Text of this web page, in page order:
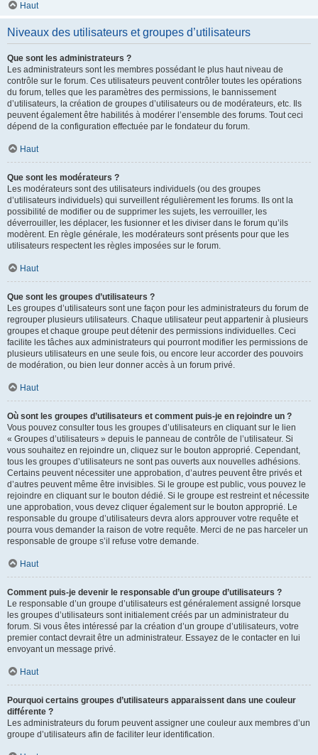
Haut
Niveaux des utilisateurs et groupes d’utilisateurs
Que sont les administrateurs ?
Les administrateurs sont les membres possédant le plus haut niveau de
contrôle sur le forum. Ces utilisateurs peuvent contrôler toutes les opérations
du forum, telles que les paramètres des permissions, le bannissement
d’utilisateurs, la création de groupes d’utilisateurs ou de modérateurs, etc. Ils
peuvent également être habilités à modérer l’ensemble des forums. Tout ceci
dépend de la configuration effectuée par le fondateur du forum.
Haut
Que sont les modérateurs ?
Les modérateurs sont des utilisateurs individuels (ou des groupes
d’utilisateurs individuels) qui surveillent régulièrement les forums. Ils ont la
possibilité de modifier ou de supprimer les sujets, les verrouiller, les
déverrouiller, les déplacer, les fusionner et les diviser dans le forum qu’ils
modèrent. En règle générale, les modérateurs sont présents pour que les
utilisateurs respectent les règles imposées sur le forum.
Haut
Que sont les groupes d’utilisateurs ?
Les groupes d’utilisateurs sont une façon pour les administrateurs du forum de
regrouper plusieurs utilisateurs. Chaque utilisateur peut appartenir à plusieurs
groupes et chaque groupe peut détenir des permissions individuelles. Ceci
facilite les tâches aux administrateurs qui pourront modifier les permissions de
plusieurs utilisateurs en une seule fois, ou encore leur accorder des pouvoirs
de modération, ou bien leur donner accès à un forum privé.
Haut
Où sont les groupes d’utilisateurs et comment puis-je en rejoindre un ?
Vous pouvez consulter tous les groupes d’utilisateurs en cliquant sur le lien
« Groupes d’utilisateurs » depuis le panneau de contrôle de l’utilisateur. Si
vous souhaitez en rejoindre un, cliquez sur le bouton approprié. Cependant,
tous les groupes d’utilisateurs ne sont pas ouverts aux nouvelles adhésions.
Certains peuvent nécessiter une approbation, d’autres peuvent être privés et
d’autres peuvent même être invisibles. Si le groupe est public, vous pouvez le
rejoindre en cliquant sur le bouton dédié. Si le groupe est restreint et nécessite
une approbation, vous devez cliquer également sur le bouton approprié. Le
responsable du groupe d’utilisateurs devra alors approuver votre requête et
pourra vous demander la raison de votre requête. Merci de ne pas harceler un
responsable de groupe s’il refuse votre demande.
Haut
Comment puis-je devenir le responsable d’un groupe d’utilisateurs ?
Le responsable d’un groupe d’utilisateurs est généralement assigné lorsque
les groupes d’utilisateurs sont initialement créés par un administrateur du
forum. Si vous êtes intéressé par la création d’un groupe d’utilisateurs, votre
premier contact devrait être un administrateur. Essayez de le contacter en lui
envoyant un message privé.
Haut
Pourquoi certains groupes d’utilisateurs apparaissent dans une couleur
différente ?
Les administrateurs du forum peuvent assigner une couleur aux membres d’un
groupe d’utilisateurs afin de faciliter leur identification.